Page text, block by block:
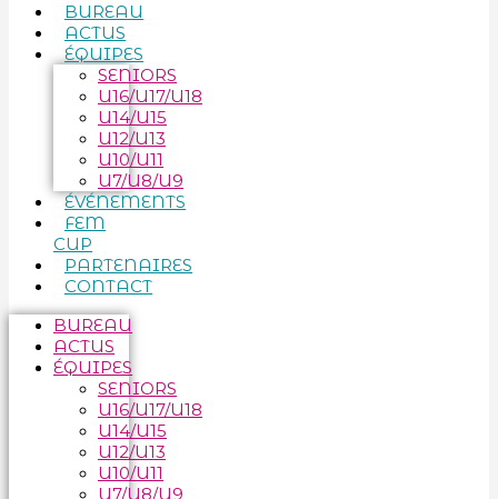
BUREAU
ACTUS
ÉQUIPES
SENIORS
U16/U17/U18
U14/U15
U12/U13
U10/U11
U7/U8/U9
ÉVÉNEMENTS
FEM
CUP
PARTENAIRES
CONTACT
BUREAU
ACTUS
ÉQUIPES
SENIORS
U16/U17/U18
U14/U15
U12/U13
U10/U11
U7/U8/U9